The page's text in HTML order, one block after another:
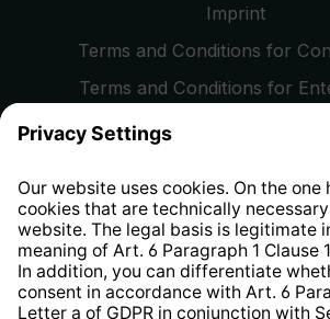
Imprint
Terms and Conditions for
Terms and Conditions for
Privacy Policy
Whistleblower Protection
Web Accessibility